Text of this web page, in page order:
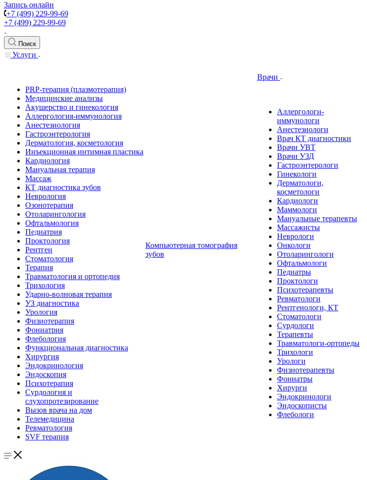
Запись онлайн
+7 (499) 229-99-69
+7 (499) 229-99-69
Поиск
Услуги
PRP-терапия (плазмотерапия)
Медицинские анализы
Акушерство и гинекология
Аллергология-иммунология
Анестезиология
Гастроэнтерология
Дерматология, косметология
Инъекционная интимная пластика
Кардиология
Мануальная терапия
Массаж
КТ диагностика зубов
Неврология
Озонотерапия
Отоларингология
Офтальмология
Педиатрия
Проктология
Рентген
Стоматология
Терапия
Травматология и ортопедия
Трихология
Ударно-волновая терапия
УЗ диагностика
Урология
Физиотерапия
Фониатрия
Флебология
Функциональная диагностика
Хирургия
Эндокринология
Эндоскопия
Психотерапия
Сурдология и
слухопротезирование
Вызов врача на дом
Телемедицина
Ревматология
SVF терапия
Компьютерная томография
зубов
Врачи
Аллергологи-
иммунологи
Анестезиологи
Врач КТ диагностики
Врачи УВТ
Врачи УЗД
Гастроэнтерологи
Гинекологи
Дерматологи,
косметологи
Кардиологи
Маммологи
Мануальные терапевты
Массажисты
Неврологи
Онкологи
Отоларингологи
Офтальмологи
Педиатры
Проктологи
Психотерапевты
Ревматологи
Рентгенологи, КТ
Стоматологи
Сурдологи
Терапевты
Травматологи-ортопеды
Трихологи
Урологи
Физиотерапевты
Фониатры
Хирурги
Эндокринологи
Эндоскописты
Флебологи